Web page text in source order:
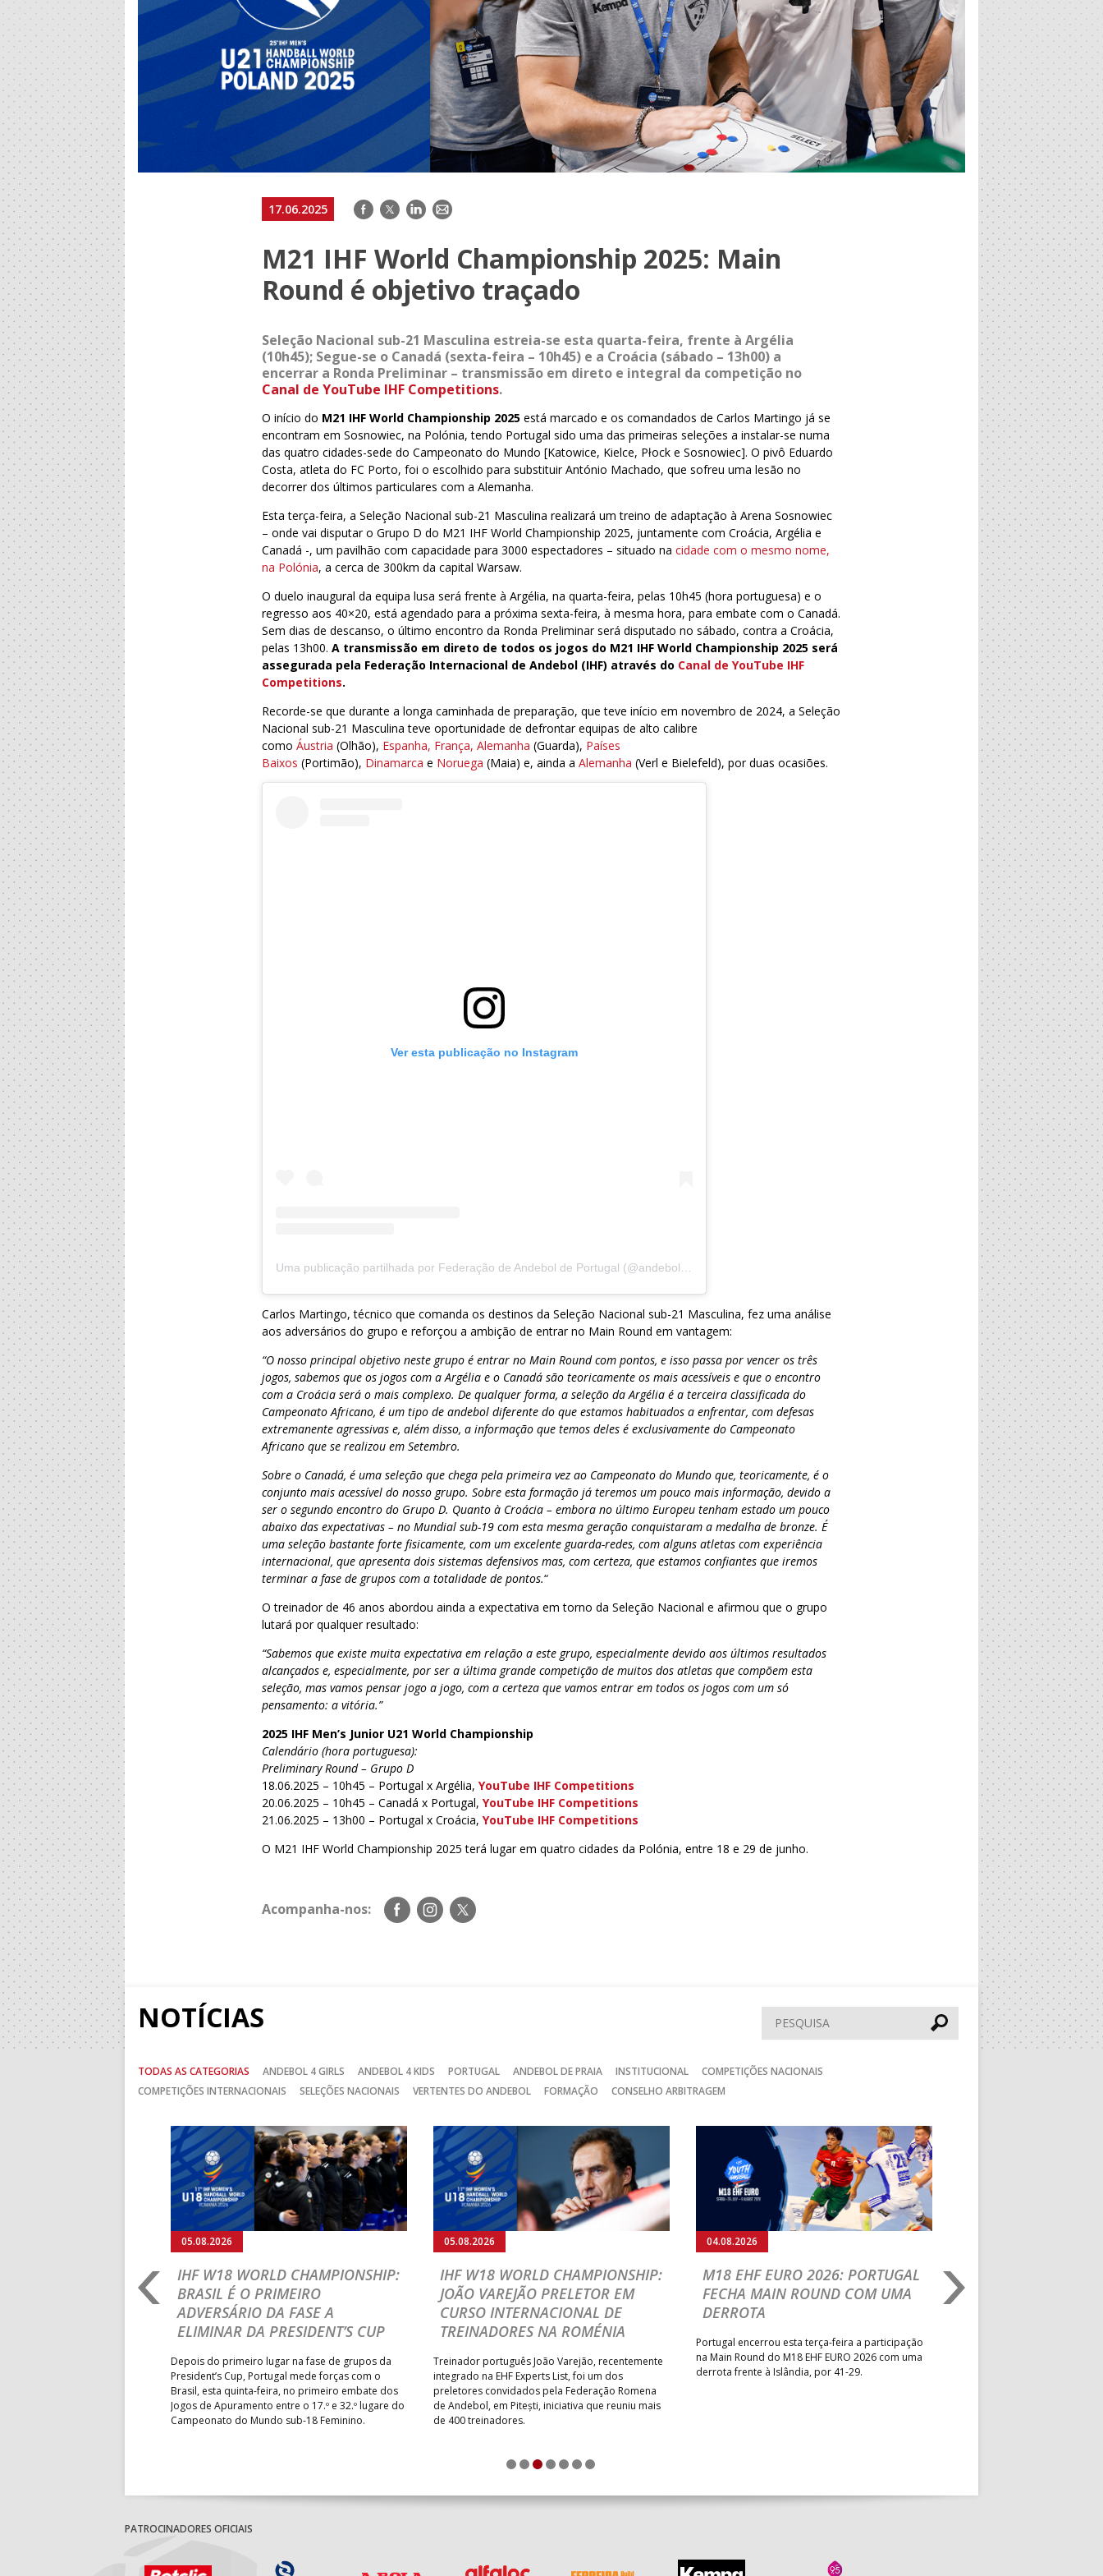
17.06.2025 Facebook
TwitterLinkedIn
E-
M21 IHF World Championship 2025: Main
Round é objetivo traçado
Seleção Nacional sub-21 Masculina estreia-se esta quarta-feira, frente à Argélia
(10h45); Segue-se o Canadá (sexta-feira – 10h45) e a Croácia (sábado – 13h00) a
encerrar a Ronda Preliminar – transmissão em direto e integral da competição no
Canal de YouTube IHF Competitions.
O início do M21 IHF World Championship 2025 está marcado e os comandados de Carlos Martingo já se
encontram em Sosnowiec, na Polónia, tendo Portugal sido uma das primeiras seleções a instalar-se numa
das quatro cidades-sede do Campeonato do Mundo [Katowice, Kielce, Płock e Sosnowiec]. O pivô Eduardo
Costa, atleta do FC Porto, foi o escolhido para substituir António Machado, que sofreu uma lesão no
decorrer dos últimos particulares com a Alemanha.
Esta terça-feira, a Seleção Nacional sub-21 Masculina realizará um treino de adaptação à Arena Sosnowiec
– onde vai disputar o Grupo D do M21 IHF World Championship 2025, juntamente com Croácia, Argélia e
Canadá -, um pavilhão com capacidade para 3000 espectadores – situado nacidade com o mesmo nome,
na Polónia, a cerca de 300km da capital Warsaw.
O duelo inaugural da equipa lusa será frente à Argélia, na quarta-feira, pelas 10h45 (hora portuguesa) e o
regresso aos 40×20, está agendado para a próxima sexta-feira, à mesma hora, para embate com o Canadá.
Sem dias de descanso, o último encontro da Ronda Preliminar será disputado no sábado, contra a Croácia,
pelas 13h00.A transmissão em direto de todos os jogos do M21 IHF World Championship 2025 será
assegurada pela Federação Internacional de Andebol (IHF) através do Canal de YouTube IHF
Competitions.
Recorde-se que durante a longa caminhada de preparação, que teve início em novembro de 2024, a Seleção
Nacional sub-21 Masculina teve oportunidade de defrontar equipas de alto calibre
comoÁustria (Olhão), Espanha, França, Alemanha (Guarda), Países
Baixos (Portimão), Dinamarca e Noruega (Maia) e, ainda aAlemanha (Verl e Bielefeld), por duas ocasiões.
Ver esta publicação no Instagram
Carlos Martingo, técnico que comanda os destinos da Seleção Nacional sub-21 Masculina, fez uma análise
aos adversários do grupo e reforçou a ambição de entrar no Main Round em vantagem:
“O nosso principal objetivo neste grupo é entrar no Main Round com pontos, e isso passa por vencer os três
jogos, sabemos que os jogos com a Argélia e o Canadá são teoricamente os mais acessíveis e que o encontro
com a Croácia será o mais complexo. De qualquer forma, a seleção da Argélia é a terceira classificada do
Campeonato Africano, é um tipo de andebol diferente do que estamos habituados a enfrentar, com defesas
extremanente agressivas e, além disso, a informação que temos deles é exclusivamente do Campeonato
Africano que se realizou em Setembro.
Sobre o Canadá, é uma seleção que chega pela primeira vez ao Campeonato do Mundo que, teoricamente, é o
conjunto mais acessível do nosso grupo. Sobre esta formação já teremos um pouco mais informação, devido a
ser o segundo encontro do Grupo D. Quanto à Croácia – embora no último Europeu tenham estado um pouco
abaixo das expectativas – no Mundial sub-19 com esta mesma geração conquistaram a medalha de bronze. É
uma seleção bastante forte fisicamente, com um excelente guarda-redes, com alguns atletas com experiência
internacional, que apresenta dois sistemas defensivos mas, com certeza, que estamos confiantes que iremos
terminar a fase de grupos com a totalidade de pontos.“
O treinador de 46 anos abordou ainda a expectativa em torno da Seleção Nacional e afirmou que o grupo
lutará por qualquer resultado:
“Sabemos que existe muita expectativa em relação a este grupo, especialmente devido aos últimos resultados
alcançados e, especialmente, por ser a última grande competição de muitos dos atletas que compõem esta
seleção, mas vamos pensar jogo a jogo, com a certeza que vamos entrar em todos os jogos com um só
pensamento: a vitória.”
2025 IHF Men’s Junior U21 World Championship
Calendário (hora portuguesa):
Preliminary Round – Grupo D
18.06.2025 – 10h45 – Portugal x Argélia,YouTube IHF Competitions
20.06.2025 – 10h45 – Canadá x Portugal,YouTube IHF Competitions
21.06.2025 – 13h00 – Portugal x Croácia,YouTube IHF Competitions
O M21 IHF World Championship 2025 terá lugar em quatro cidades da Polónia, entre 18 e 29 de junho.
Acompanha-nos:
Siga-
nos
Siga-
nos
Siga-
nos
NOTÍCIAS Pesquisar
TODAS AS CATEGORIAS ANDEBOL 4 GIRLS ANDEBOL 4 KIDS PORTUGAL ANDEBOL DE PRAIA INSTITUCIONAL
COMPETIÇÕES NACIONAIS
COMPETIÇÕES INTERNACIONAIS
SELEÇÕES NACIONAIS VERTENTES DO ANDEBOL FORMAÇÃO CONSELHO ARBITRAGEM
05.08.2026
IHF W18 WORLD CHAMPIONSHIP:
BRASIL É O PRIMEIRO
ADVERSÁRIO DA FASE A
ELIMINAR DA PRESIDENT’S CUP
Depois do primeiro lugar na fase de grupos da
President’s Cup, Portugal mede forças com o
Brasil, esta quinta-feira, no primeiro embate dos
Jogos de Apuramento entre o 17.º e 32.º lugare do
Campeonato do Mundo sub-18 Feminino.
05.08.2026
IHF W18 WORLD CHAMPIONSHIP:
JOÃO VAREJÃO PRELETOR EM
CURSO INTERNACIONAL DE
TREINADORES NA ROMÉNIA
Treinador português João Varejão, recentemente
integrado na EHF Experts List, foi um dos
preletores convidados pela Federação Romena
de Andebol, em Pitești, iniciativa que reuniu mais
de 400 treinadores.
04.08.2026
M18 EHF EURO 2026: PORTUGAL
FECHA MAIN ROUND COM UMA
DERROTA
Portugal encerrou esta terça-feira a participação
na Main Round do M18 EHF EURO 2026 com uma
derrota frente à Islândia, por 41-29.
Anterior Seguinte
1 2 3 4 5 6 7
PATROCINADORES OFICIAIS